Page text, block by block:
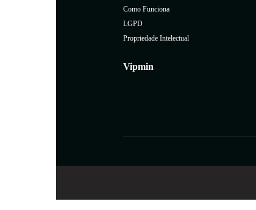
Como Funciona
LGPD
Propriedade Intelectual
Vipmin